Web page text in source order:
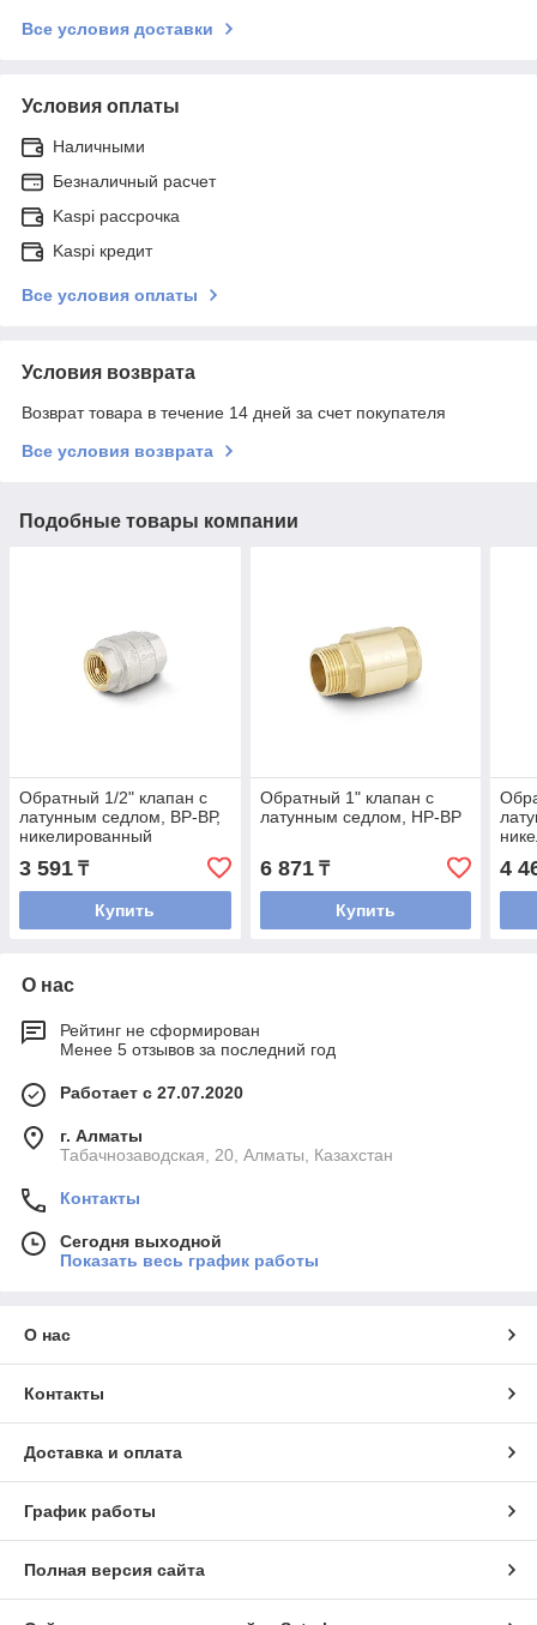
Все условия доставки
Условия оплаты
Наличными
Безналичный расчет
Kaspi рассрочка
Kaspi кредит
Все условия оплаты
Условия возврата
Возврат товара в течение 14 дней за счет покупателя
Все условия возврата
Подобные товары компании
Обратный 1/2" клапан с
латунным седлом, ВР-ВР,
никелированный
3 591 ₸
Купить
Обратный 1" клапан с
латунным седлом, НР-ВР
6 871₸
Купить
4
О нас
Рейтинг не сформирован
Менее 5 отзывов за последний год
Работает с 27.07.2020
г. Алматы
Табачнозаводская, 20, Алматы, Казахстан
Контакты
Сегодня выходной
Показать весь график работы
О нас
Контакты
Доставка и оплата
График работы
Полная версия сайта